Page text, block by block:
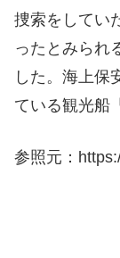
捜索をしてい
ったとみられ
した。海上保
ている観光船
参照元：